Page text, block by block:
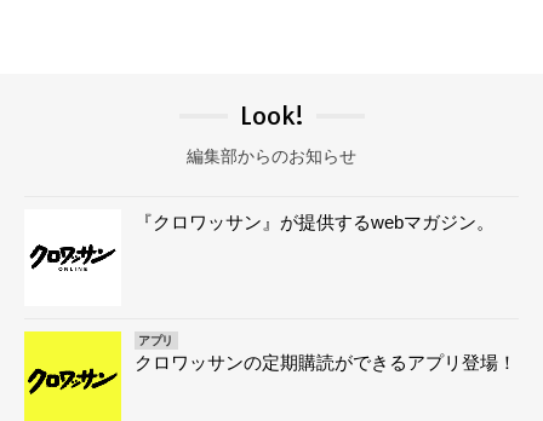
Look!
編集部からのお知らせ
『クロワッサン』が提供するwebマガジン。
アプリ
クロワッサンの定期購読ができるアプリ登場！